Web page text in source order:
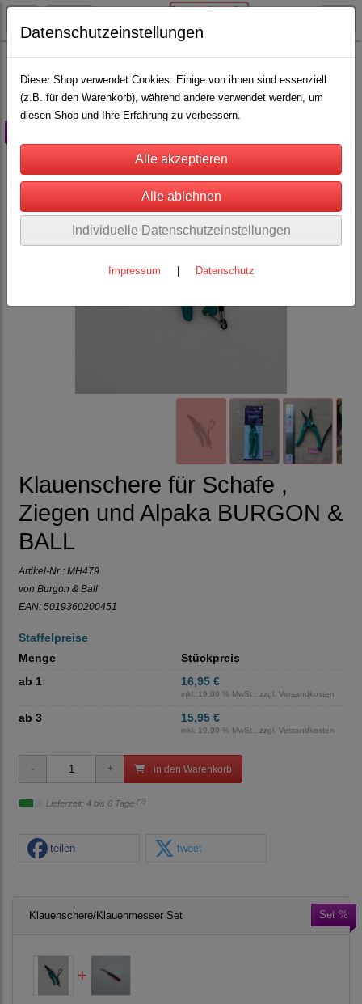
Schäfereibedarf Klauenpflege für Schafe Klauenscheren(16)
Klauenschere für Schafe ,
Ziegen und Alpaka BURGON &
BALL
Artikel-Nr.: MH479
von Burgon & Ball
EAN: 5019360200451
Staffelpreise
Menge
Stückpreis
ab 1
16,95 €
inkl. 19,00 % MwSt., zzgl. Versandkosten
ab 3 15,95 €
inkl. 19,00 % MwSt., zzgl. Versandkosten
in den Warenkorb
Lieferzeit: 4 bis 6 Tage [*2]
teilen tweet
Klauenschere/Klauenmesser Set Set %
Datenschutzeinstellungen
Dieser Shop verwendet Cookies. Einige von ihnen sind essenziell
(z.B. für den Warenkorb), während andere verwendet werden, um
diesen Shop und Ihre Erfahrung zu verbessern.
Individuelle Datenschutzeinstellungen
Impressum Datenschutz